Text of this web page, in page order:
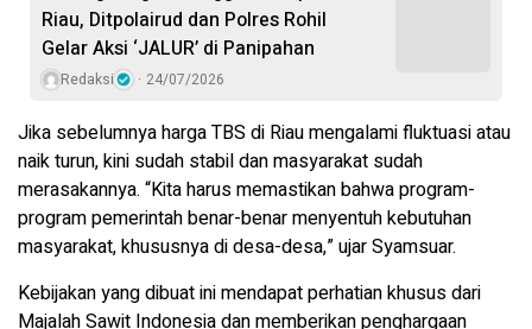
Riau, Ditpolairud dan Polres Rohil
Gelar Aksi ‘JALUR’ di Panipahan
Redaksi 24/07/2026
Jika sebelumnya harga TBS di Riau mengalami fluktuasi atau
naik turun, kini sudah stabil dan masyarakat sudah
merasakannya. “Kita harus memastikan bahwa program-
program pemerintah benar-benar menyentuh kebutuhan
masyarakat, khususnya di desa-desa,” ujar Syamsuar.
Kebijakan yang dibuat ini mendapat perhatian khusus dari
Majalah Sawit Indonesia dan memberikan penghargaan